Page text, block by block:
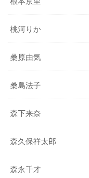
桃河りか
桑原由気
桑島法子
森下来奈
森久保祥太郎
森永千才